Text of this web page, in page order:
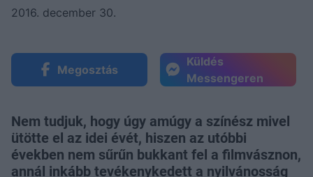
2016. december 30.
Megosztás
Küldés
Messengeren
Nem tudjuk, hogy úgy amúgy a színész mivel
ütötte el az idei évét, hiszen az utóbbi
években nem sűrűn bukkant fel a filmvásznon,
annál inkább tevékenykedett a nyilvánosság